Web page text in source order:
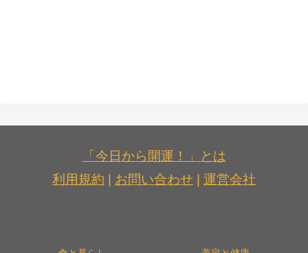
「今日から開運！」とは
利用規約 | お問い合わせ | 運営会社